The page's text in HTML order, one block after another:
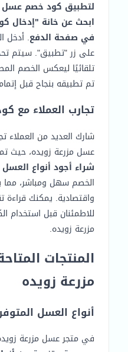
لتطبيق كود خصم عسل
ابحث عن خانة "إدخال
في صفحة الدفع. أدخل
على زر "تطبيق". سيتم
تلقائيًا ليعكس الخصم
تم تطبيقه بنجاح قبل
تجارب العملاء مع
شارك العديد من العملاء
عسل مزرعة زويده، حيث
شراء أجود أنواع
الخصم سهل ومباشر، مما
واقتصادية. يمكنك قراءة
للاطمئنان قبل
مزرعة زويده.
المنتجات
مزرعة زويده
أنواع العسل
في متجر عسل مزرعة